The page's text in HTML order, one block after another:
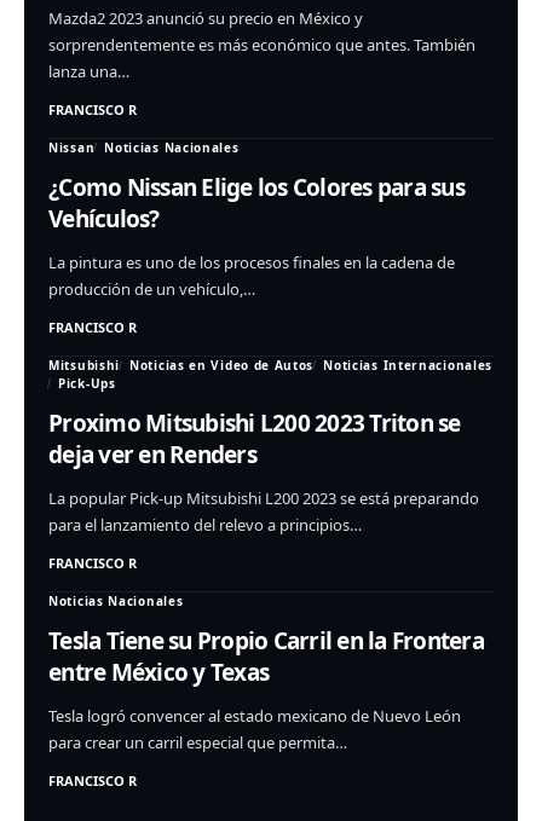
Mazda2 2023 anunció su precio en México y
sorprendentemente es más económico que antes. También
lanza una…
FRANCISCO R
Nissan Noticias Nacionales
¿Como Nissan Elige los Colores para sus
Vehículos?
La pintura es uno de los procesos finales en la cadena de
producción de un vehículo,…
FRANCISCO R
Mitsubishi Noticias en Video de Autos
Noticias Internacionales
Pick-Ups
Proximo Mitsubishi L200 2023 Triton se
deja ver en Renders
La popular Pick-up Mitsubishi L200 2023 se está preparando
para el lanzamiento del relevo a principios…
FRANCISCO R
Noticias Nacionales
Tesla Tiene su Propio Carril en la Frontera
entre México y Texas
Tesla logró convencer al estado mexicano de Nuevo León
para crear un carril especial que permita…
FRANCISCO R